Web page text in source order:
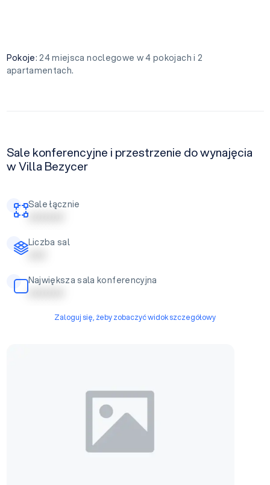
Pokoje: 24 miejsca noclegowe w 4 pokojach i 2
apartamentach.
Sale konferencyjne i przestrzenie do wynajęcia
w Villa Bezycer
Sale łącznie
| | | | | | | | | |
Liczba sal
| | | | |
Największa sala konferencyjna
| | | | | | | | | |
Zaloguj się, żeby zobaczyć widok szczegółowy